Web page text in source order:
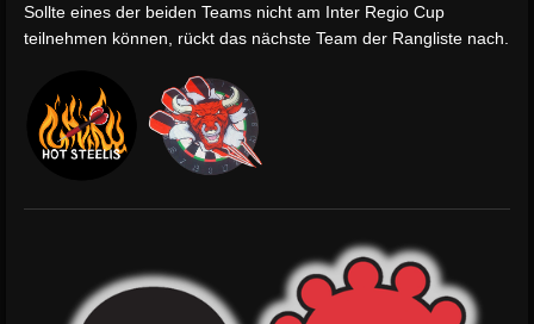
Sollte eines der beiden Teams nicht am Inter Regio Cup
teilnehmen können, rückt das nächste Team der Rangliste nach.